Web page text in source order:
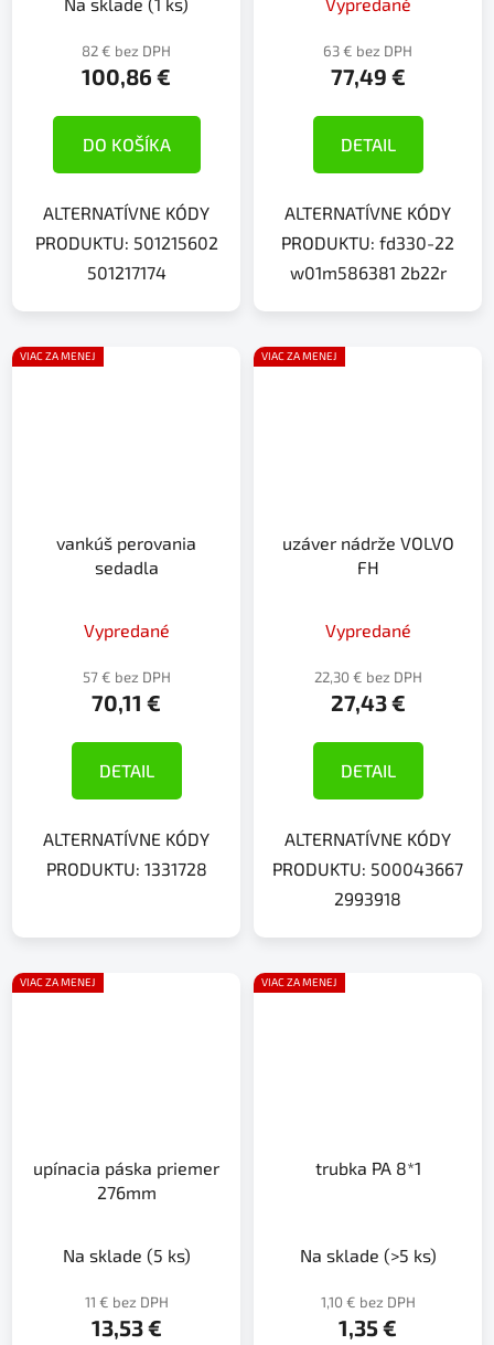
82 € bez DPH
100,86 €
DO KOŠÍKA
ALTERNATÍVNE KÓDY
PRODUKTU: 501215602
501217174
63 € bez DPH
77,49 €
DETAIL
ALTERNATÍVNE KÓDY
PRODUKTU: fd330-22
w01m586381 2b22r
VIAC ZA MENEJ
vankúš perovania
sedadla
Vypredané
57 € bez DPH
70,11 €
DETAIL
ALTERNATÍVNE KÓDY
PRODUKTU: 1331728
VIAC ZA MENEJ
uzáver nádrže VOLVO
FH
Vypredané
22,30 € bez DPH
27,43 €
DETAIL
ALTERNATÍVNE KÓDY
PRODUKTU: 500043667
2993918
VIAC ZA MENEJ
upínacia páska priemer
276mm
Na sklade (5 ks)
11 € bez DPH
13,53 €
VIAC ZA MENEJ
trubka PA 8*1
Na sklade (>5 ks)
1,10 € bez DPH
1,35 €